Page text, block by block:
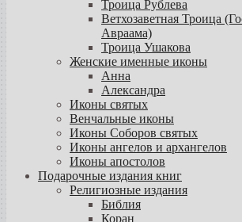
Троица Рублева
Ветхозаветная Троица
Авраама)
Троица Ушакова
Женские именные иконы
Анна
Александра
Иконы святых
Венчальные иконы
Иконы Соборов святых
Иконы ангелов и архангелов
Иконы апостолов
Подарочные издания книг
Религиозные издания
Библия
Коран